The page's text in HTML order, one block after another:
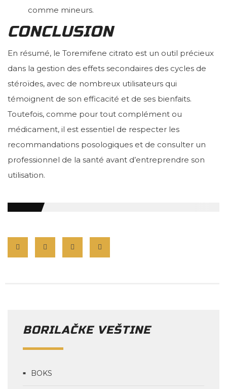
comme mineurs.
CONCLUSION
En résumé, le Toremifene citrato est un outil précieux
dans la gestion des effets secondaires des cycles de
stéroïdes, avec de nombreux utilisateurs qui
témoignent de son efficacité et de ses bienfaits.
Toutefois, comme pour tout complément ou
médicament, il est essentiel de respecter les
recommandations posologiques et de consulter un
professionnel de la santé avant d’entreprendre son
utilisation.
BORILAČKE VEŠTINE
BOKS